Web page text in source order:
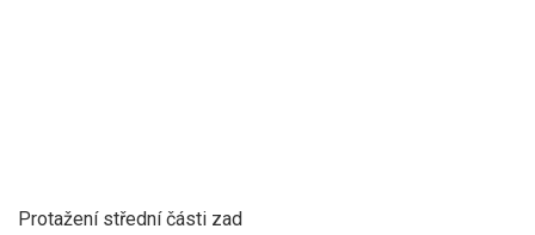
Protažení střední části zad